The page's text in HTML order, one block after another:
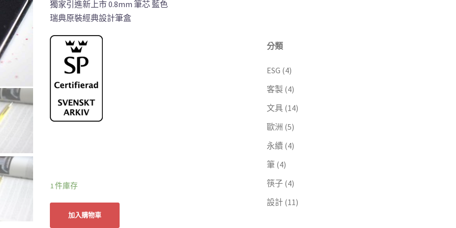
獨家引進新上市 0.8mm 筆芯 藍色
瑞典原裝經典設計筆盒
1 件庫存
加入購物車
分類
ESG (4)
客製 (4)
文具 (14)
歐洲 (5)
永續 (4)
筆 (4)
筷子 (4)
設計 (11)